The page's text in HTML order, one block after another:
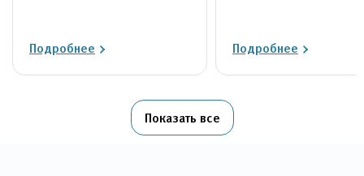
Подробнее Подробнее
Показать все